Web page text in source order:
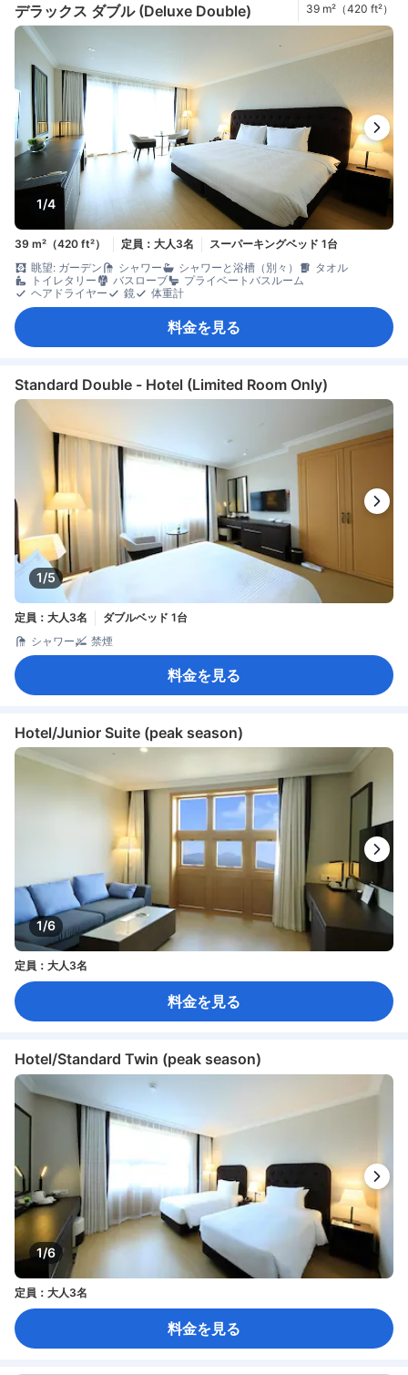
デラックス ダブル (Deluxe Double) 39 m²（420 ft²）
1/4
39 m²（420 ft²） 定員：大人3名
スーパーキングベッド 1台
眺望: ガーデン
シャワー シャワーと浴槽（別々）
タオル
トイレタリー
バスローブ
プライベートバスルーム
ヘアドライヤー
鏡 体重計
料金を見る
Standard Double - Hotel (Limited Room Only)
1/5
定員：大人3名
ダブルベッド 1台
シャワー
禁煙
料金を見る
Hotel/Junior Suite (peak season)
1/6
定員：大人3名
料金を見る
Hotel/Standard Twin (peak season)
1/6
定員：大人3名
料金を見る